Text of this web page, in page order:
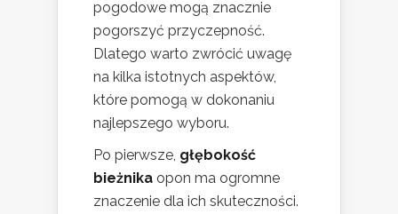
pogodowe mogą znacznie
pogorszyć przyczepność.
Dlatego warto zwrócić uwagę
na kilka istotnych aspektów,
które pomogą w dokonaniu
najlepszego wyboru.
Po pierwsze, głębokość
bieżnika opon ma ogromne
znaczenie dla ich skuteczności.